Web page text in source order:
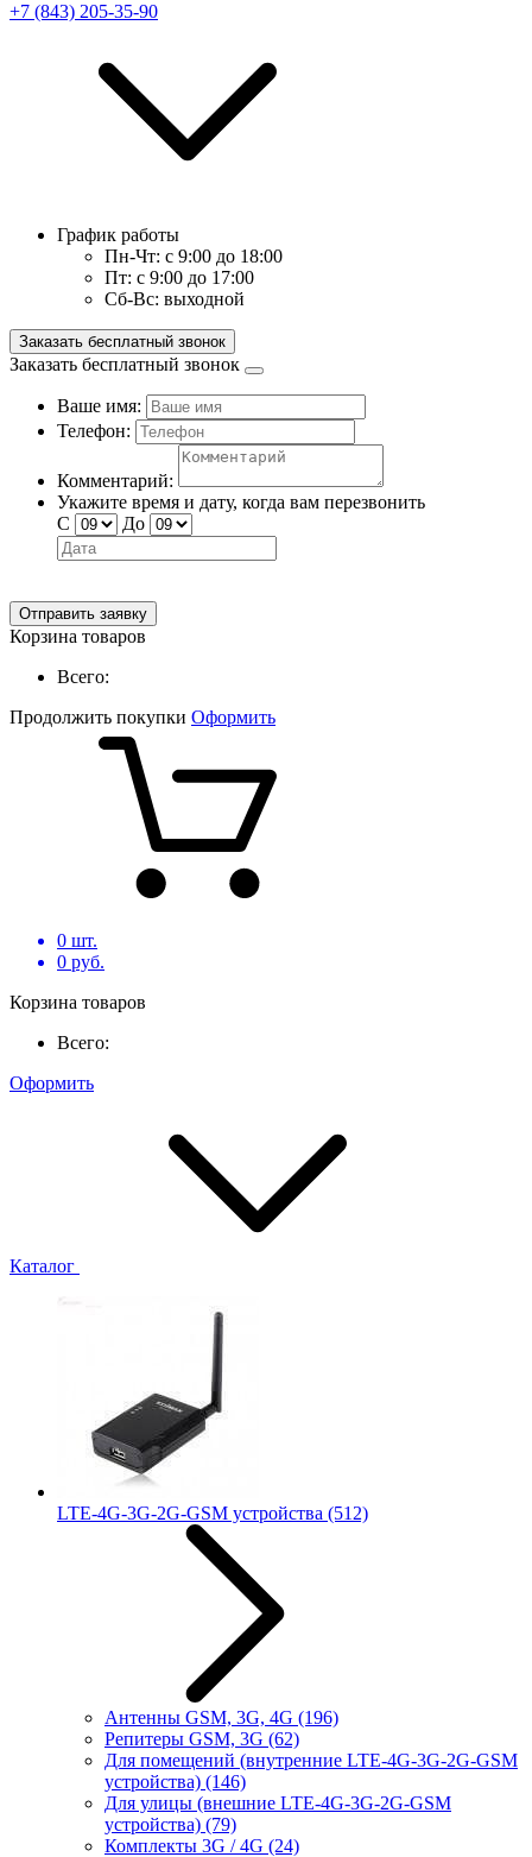
+7 (843) 205-35-90
График работы
Пн-Чт: с 9:00 до 18:00
Пт: с 9:00 до 17:00
Сб-Вс: выходной
Заказать бесплатный звонок
Заказать бесплатный звонок
Ваше имя:
Телефон:
Комментарий:
Укажите время и дату, когда вам перезвонить
С
До
Отправить заявку
Корзина товаров
Всего:
Продолжить покупки Оформить
0 шт.
0 руб.
Корзина товаров
Всего:
Оформить
Каталог
LTE-4G-3G-2G-GSM устройства (512)
Антенны GSM, 3G, 4G (196)
Репитеры GSM, 3G (62)
Для помещений (внутренние LTE-4G-3G-2G-GSM
устройства) (146)
Для улицы (внешние LTE-4G-3G-2G-GSM
устройства) (79)
Комплекты 3G / 4G (24)